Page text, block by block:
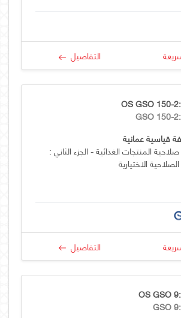
التفاصيل
OS GSO 150-
GSO 150-
قياسية عمانية
المنتجات الغذائية - الجزء الثاني :
الاختيارية
التفاصيل
OS GSO
GSO